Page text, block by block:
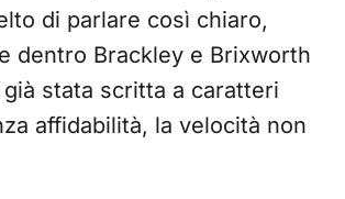
di parlare così chiaro,
dentro Brackley e Brixworth
stata scritta a caratteri
affidabilità, la velocità non